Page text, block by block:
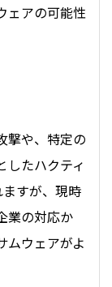
ェアの可能性
撃や、特定の
したハクティ
すが、現時
業の対応か
ムウェアがよ